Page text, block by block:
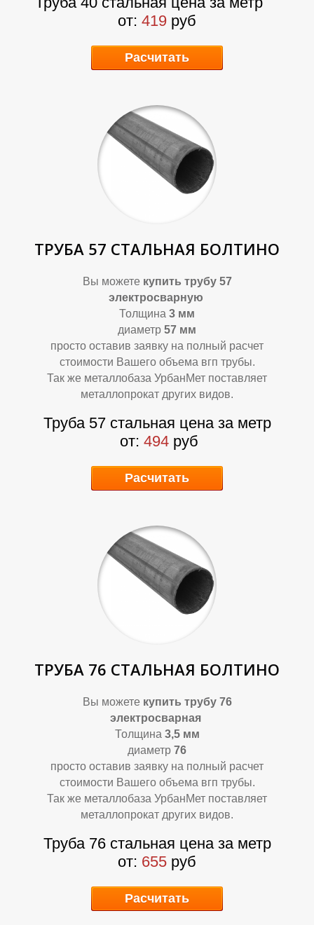
Д
В
от: 419 руб
Расчитать
ТРУБА 57 СТАЛЬНАЯ БОЛТИНО
Вы можете купить трубу 57
электросварную
Толщина 3 мм
диаметр 57 мм
просто оставив заявку на полный расчет
стоимости Вашего объема вгп трубы.
Так же металлобаза УрбанМет поставляет
металлопрокат других видов.
Труба 57 стальная цена за метр
от: 494 руб
Расчитать
ТРУБА 76 СТАЛЬНАЯ БОЛТИНО
Вы можете купить трубу 76
электросварная
Толщина 3,5 мм
диаметр 76
просто оставив заявку на полный расчет
стоимости Вашего объема вгп трубы.
Так же металлобаза УрбанМет поставляет
металлопрокат других видов.
Труба 76 стальная цена за метр
от: 655 руб
Расчитать
А
Д